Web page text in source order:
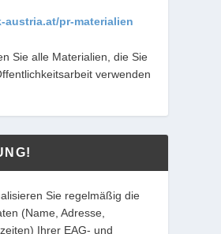
austria.at/pr-materialien
Sie alle Materialien, die Sie
verwenden
Sie regelmäßig die
(Name, Adresse,
Ihrer EAG- und